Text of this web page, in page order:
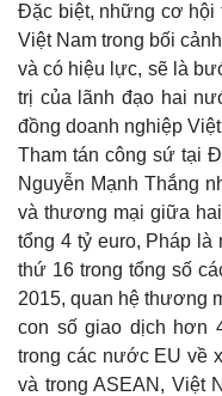
Đặc biệt, những cơ hội
Việt Nam trong bối
và có hiệu lực, sẽ là
trị của lãnh đạo hai
đồng doanh nghiệp
Tham tán công sứ tại
Nguyễn Mạnh Thắng
và thương mại giữa
tổng 4 tỷ euro, Pháp
thứ 16 trong tổng số
2015, quan hệ thương
con số giao dịch hơn
trong các nước EU về
và trong ASEAN, Việt